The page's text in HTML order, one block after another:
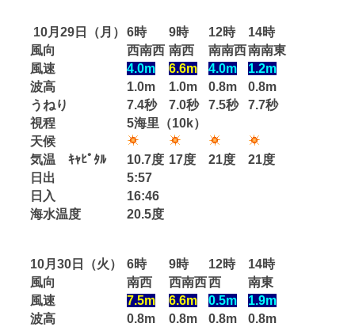
10月29日（月） 6時 9時 12時
14時
風向
西南西 南西 南南西南南東
風速
4.0m 6.6m 4.0m
1.2m
波高
1.0m 1.0m 0.8m
0.8m
うねり
7.4秒 7.0秒 7.5秒
7.7秒
視程
5海里（10k）
天候
気温 ｷｬﾋﾟﾀﾙ
10.7度 17度 21度
21度
日出
5:57
日入
16:46
海水温度
20.5度
10月30日（火） 6時 9時 12時
14時
風向
南西 西南西西
南東
風速
7.5m 6.6m 0.5m
1.9m
波高
0.8m 0.8m 0.8m
0.8m